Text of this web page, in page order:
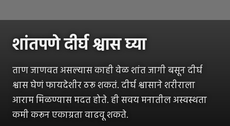
शांतपणे दीर्घ श्वास घ्या
ताण जाणवत असल्यास काही वेळ शांत जागी बसून दीर्घ
श्वास घेणं फायदेशीर ठरू शकतं. दीर्घ श्वासाने शरीराला
आराम मिळण्यास मदत होते. ही सवय मनातील अस्वस्थता
कमी करून एकाग्रता वाढवू शकते.